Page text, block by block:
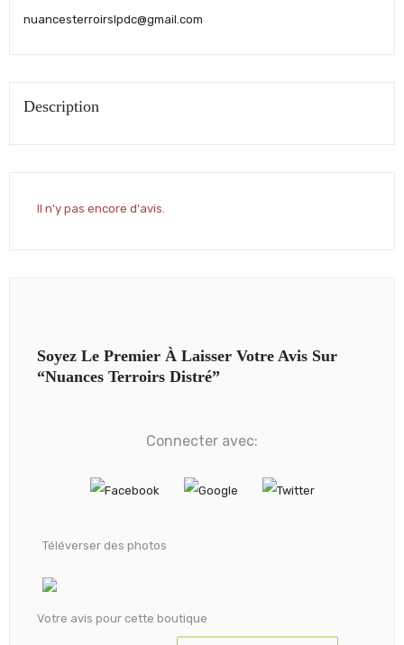
nuancesterroirslpdc@gmail.com
Description
Il n'y pas encore d'avis.
Soyez Le Premier À Laisser Votre Avis Sur
“Nuances Terroirs Distré”
Connecter avec:
Téléverser des photos
Votre avis pour cette boutique